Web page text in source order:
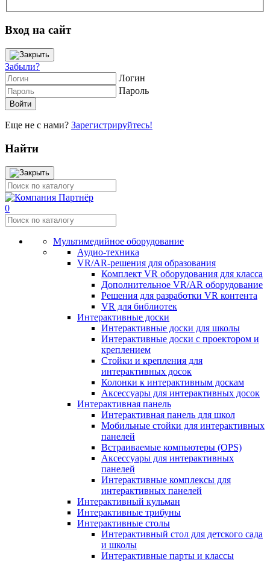
Вход на сайт
Забыли?
Логин
Пароль
Еще не с нами? Зарегистрируйтесь!
Найти
0
Мультимедийное оборудование
Аудио-техника
VR/AR-решения для образования
Комплект VR оборудования для класса
Дополнительное VR/AR оборудование
Решения для разработки VR контента
VR для библиотек
Интерактивные доски
Интерактивные доски для школы
Интерактивные доски с проектором и
креплением
Стойки и крепления для
интерактивных досок
Колонки к интерактивным доскам
Аксессуары для интерактивных досок
Интерактивная панель
Интерактивная панель для школ
Мобильные стойки для интерактивных
панелей
Встраиваемые компьютеры (OPS)
Аксессуары для интерактивных
панелей
Интерактивные комплексы для
интерактивных панелей
Интерактивный кульман
Интерактивные трибуны
Интерактивные столы
Интерактивный стол для детского сада
и школы
Интерактивные парты и классы